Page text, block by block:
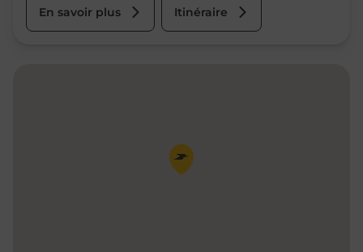
En savoir plus Itinéraire
Pin de la carte